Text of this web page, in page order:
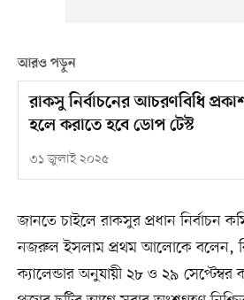
আরও পড়ুন
রাকসু নির্বাচনের আচরণবিধি
হলে করাতে হবে ডোপ টেস্ট
৩১ জুলাই ২০২৫
জানতে চাইলে রাকসুর প্রধান নির্বাচন
নজরুল ইসলাম প্রথম আলোকে বলেন,
ক্যালেন্ডার অনুযায়ী ২৮ ও ২৯